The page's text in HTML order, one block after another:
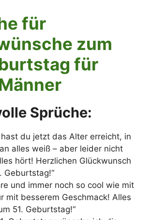
für
zum
für
Sprüche:
hast du jetzt das Alter erreicht, in
alles weiß – aber leider nicht
hört! Herzlichen Glückwunsch
Geburtstag!“
und immer noch so cool wie mit
mit besserem Geschmack! Alles
51. Geburtstag!“